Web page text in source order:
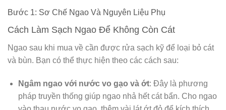
Bước 1: Sơ Chế Ngao Và Nguyên Liệu Phụ
Cách Làm Sạch Ngao Để Không Còn Cát
Ngao sau khi mua về cần được rửa sạch kỹ để loại bỏ cát
và bùn. Bạn có thể thực hiện theo các cách sau:
Ngâm ngao với nước vo gạo và ớt: Đây là phương
pháp truyền thống giúp ngao nhả hết cát bẩn. Cho ngao